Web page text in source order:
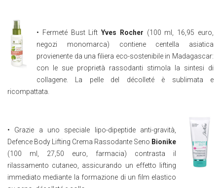
• Fermeté Bust Lift Yves Rocher (100 ml, 16,95 euro,
negozi monomarca) contiene centella asiatica
provienente da una filiera eco-sostenibile in Madagascar:
con le sue proprietà rassodanti stimola la sintesi di
collagene. La pelle del décolleté è sublimata e
ricompattata.
• Grazie a uno speciale lipo-dipeptide anti-gravità,
Defence Body Lifting Crema Rassodante Seno Bionike
(100 ml, 27,50 euro, farmacia) contrasta il
rilassamento cutaneo, assicurando un effetto lifting
immediato mediante la formazione di un film elastico